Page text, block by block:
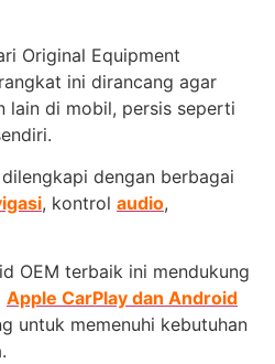
Original Equipment
ini dirancang agar
lain di mobil, persis seperti
dengan berbagai
, kontrol audio,
OEM terbaik ini mendukung
Apple CarPlay dan Android
untuk memenuhi kebutuhan